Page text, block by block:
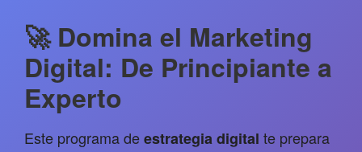
🚀 Domina el Marketing
Digital: De Principiante a
Experto
Este programa deestrategia digital te prepara